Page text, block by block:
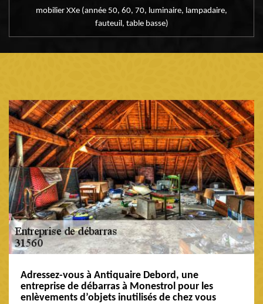
mobilier XXe (année 50, 60, 70, luminaire, lampadaire,
fauteuil, table basse)
Adressez-vous à Antiquaire Debord, une
entreprise de débarras à Monestrol pour les
enlèvements d’objets inutilisés de chez vous